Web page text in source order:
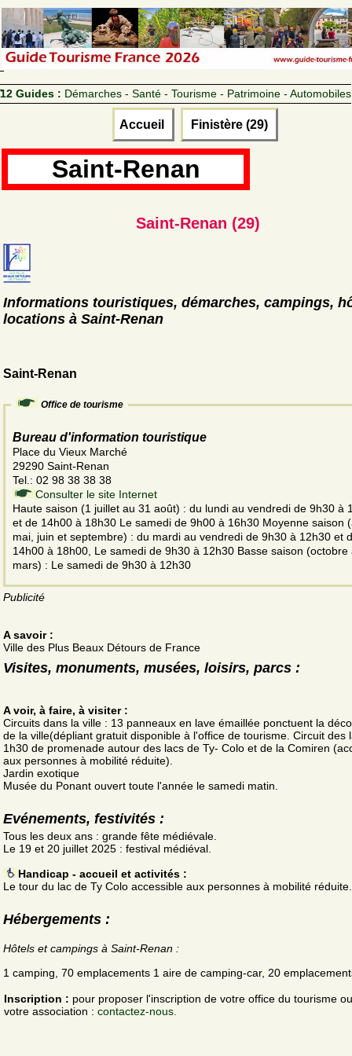
12 Guides : Démarches - Santé - Tourisme - Patrimoine - Automobiles
Accueil Finistère (29)
Saint-Renan
Saint-Renan (29)
Informations touristiques, démarches, campings,
locations à Saint-Renan
Saint-Renan
Office de tourisme
Bureau d'information touristique
Place du Vieux Marché
29290 Saint-Renan
Tel.: 02 98 38 38 38
Consulter le site Internet
Haute saison (1 juillet au 31 août) : du lundi au vendredi de 9h30 à
et de 14h00 à 18h30 Le samedi de 9h00 à 16h30 Moyenne saison
mai, juin et septembre) : du mardi au vendredi de 9h30 à 12h30 et
14h00 à 18h00, Le samedi de 9h30 à 12h30 Basse saison (octobre
mars) : Le samedi de 9h30 à 12h30
Publicité
A savoir :
Ville des Plus Beaux Détours de France
Visites, monuments, musées, loisirs, parcs :
A voir, à faire, à visiter :
Circuits dans la ville : 13 panneaux en lave émaillée ponctuent la
de la ville(dépliant gratuit disponible à l'office de tourisme. Circuit des
1h30 de promenade autour des lacs de Ty- Colo et de la Comiren
aux personnes à mobilité réduite).
Jardin exotique
Musée du Ponant ouvert toute l'année le samedi matin.
Evénements, festivités :
Tous les deux ans : grande fête médiévale.
Le 19 et 20 juillet 2025 : festival médiéval.
Handicap - accueil et activités :
Le tour du lac de Ty Colo accessible aux personnes à mobilité réduite.
Hébergements :
Hôtels et campings à Saint-Renan :
1 camping, 70 emplacements 1 aire de camping-car, 20
Inscription : pour proposer l'inscription de votre office du tourisme
votre association : contactez-nous.